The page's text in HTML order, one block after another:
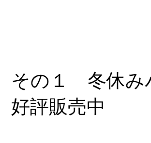
その１ 冬休み
好評販売中